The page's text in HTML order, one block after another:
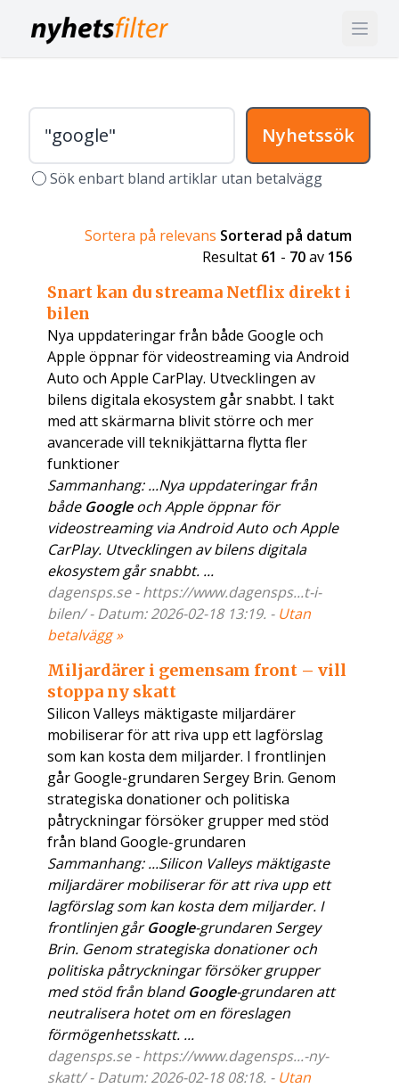
Nyhetssök
Sök enbart bland artiklar utan betalvägg
Sortera på relevans Sorterad på datum
Resultat 61 - 70av 156
Snart kan du streama Netflix direkt i
bilen
Nya uppdateringar från både Google och
Apple öppnar för videostreaming via Android
Auto och Apple CarPlay. Utvecklingen av
bilens digitala ekosystem går snabbt. I takt
med att skärmarna blivit större och mer
avancerade vill teknikjättarna flytta fler
funktioner
Sammanhang: ...Nya uppdateringar från
både Googleoch Apple öppnar för
videostreaming via Android Auto och Apple
CarPlay. Utvecklingen av bilens digitala
ekosystem går snabbt. ...
dagensps.se - https://www.dagensps...t-i-
bilen/ - Datum: 2026-02-18 13:19. - Utan
betalvägg »
Miljardärer i gemensam front – vill
stoppa ny skatt
Silicon Valleys mäktigaste miljardärer
mobiliserar för att riva upp ett lagförslag
som kan kosta dem miljarder. I frontlinjen
går Google-grundaren Sergey Brin. Genom
strategiska donationer och politiska
påtryckningar försöker grupper med stöd
från bland Google-grundaren
Sammanhang: ...Silicon Valleys mäktigaste
miljardärer mobiliserar för att riva upp ett
lagförslag som kan kosta dem miljarder. I
frontlinjen gårGoogle-grundaren Sergey
Brin. Genom strategiska donationer och
politiska påtryckningar försöker grupper
med stöd från blandGoogle-grundaren att
neutralisera hotet om en föreslagen
förmögenhetsskatt. ...
dagensps.se - https://www.dagensps...-ny-
skatt/ - Datum: 2026-02-18 08:18. - Utan